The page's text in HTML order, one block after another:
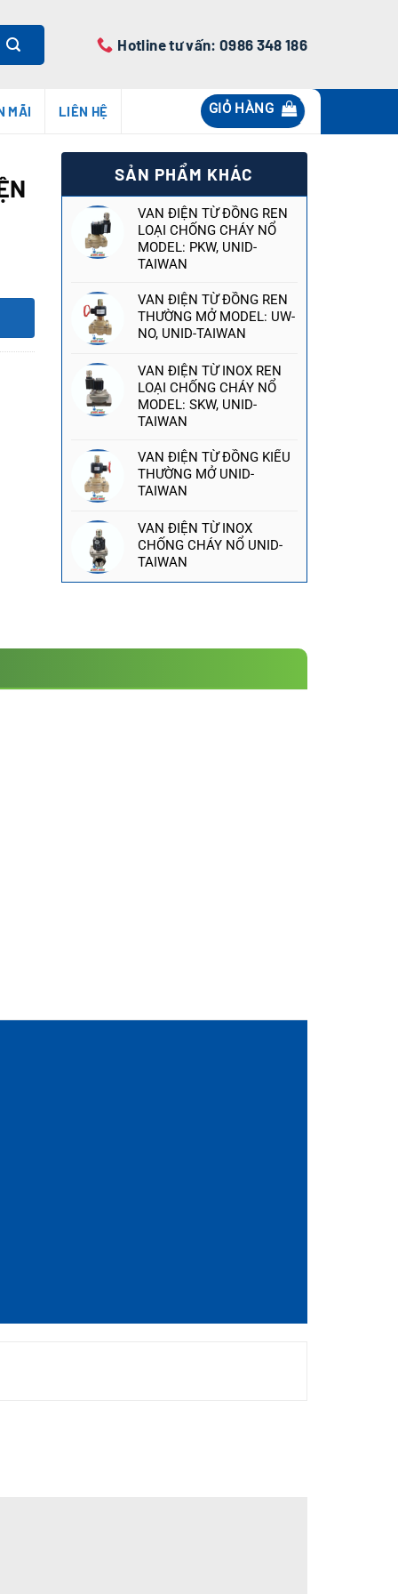
Hotline tư vấn: 0986 348 186
MÃI LIÊN HỆ GIỎ HÀNG
SẢN PHẨM KHÁC
VAN ĐIỆN TỪ ĐỒNG REN
LOẠI CHỐNG CHÁY NỔ
MODEL: PKW, UNID-
TAIWAN
VAN ĐIỆN TỪ ĐỒNG REN
THƯỜNG MỞ MODEL: UW-
NO, UNID-TAIWAN
VAN ĐIỆN TỪ INOX REN
LOẠI CHỐNG CHÁY NỔ
MODEL: SKW, UNID-
TAIWAN
VAN ĐIỆN TỪ ĐỒNG KIỂU
THƯỜNG MỞ UNID-
TAIWAN
VAN ĐIỆN TỪ INOX
CHỐNG CHÁY NỔ UNID-
TAIWAN